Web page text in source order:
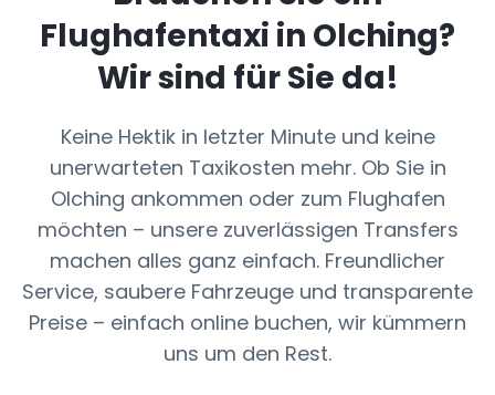
Flughafentaxi in Olching?
Wir sind für Sie da!
Keine Hektik in letzter Minute und keine
unerwarteten Taxikosten mehr. Ob Sie in
Olching ankommen oder zum Flughafen
möchten – unsere zuverlässigen Transfers
machen alles ganz einfach. Freundlicher
Service, saubere Fahrzeuge und transparente
Preise – einfach online buchen, wir kümmern
uns um den Rest.